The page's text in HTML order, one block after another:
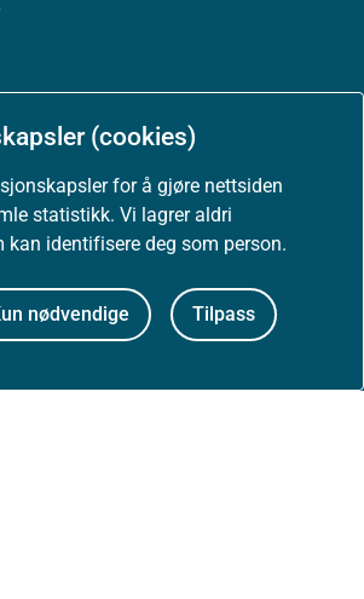
(cookies)
for å gjøre nettsiden
statistikk. Vi lagrer aldri
kan identifisere deg som person.
nødvendige Tilpass
(uustatus.no)